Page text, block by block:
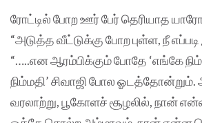
ரோட்டில் போற ஊர் பேர் தெரியாத
“அடுத்த வீட்டுக்கு போற புள்ள, நீ
“…..என ஆரம்பிக்கும் போதே ‘எங்கே
நிம்மதி’ சிவாஜி போல ஓடத்தோன்றும்.
வரலாற்று, பூகோளச் சூழலில், நான்